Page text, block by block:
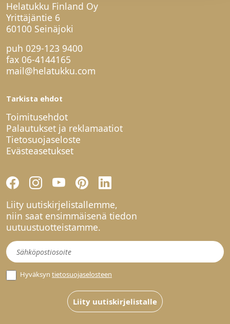
Helatukku Finland Oy
Yrittäjäntie 6
60100 Seinäjoki
puh 029-123 9400
fax 06-4144165
mail@helatukku.com
Tarkista ehdot
Toimitusehdot
Palautukset ja reklamaatiot
Tietosuojaseloste
Evästeasetukset
Liity uutiskirjelistallemme,
niin saat ensimmäisenä tiedon
uutuustuotteistamme.
Uutiskirje
Hyväksyn tietosuojaselosteen
Liity uutiskirjelistalle